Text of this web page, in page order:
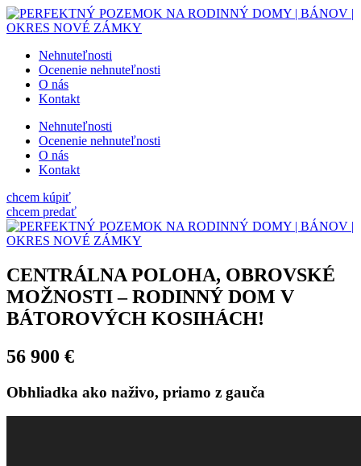
Nehnuteľnosti
Ocenenie nehnuteľnosti
O nás
Kontakt
Nehnuteľnosti
Ocenenie nehnuteľnosti
O nás
Kontakt
chcem kúpiť
chcem predať
CENTRÁLNA POLOHA, OBROVSKÉ
MOŽNOSTI – RODINNÝ DOM V
BÁTOROVÝCH KOSIHÁCH!
56 900 €
Obhliadka ako naživo, priamo z gauča